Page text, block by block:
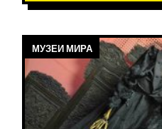
МУЗЕИ МИРА